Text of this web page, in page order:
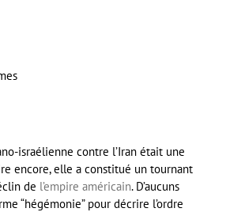
israélienne contre l’Iran était une
encore, elle a constitué un tournant
de l’empire américain. D’aucuns
“hégémonie” pour décrire l’ordre